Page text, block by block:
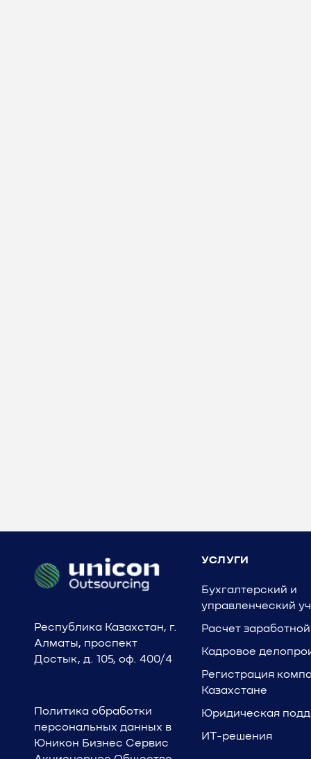
Республика Казахстан, г.
Алматы, проспект
Достык, д. 105, оф. 400/4
Политика обработки
персональных данных в
Юникон Бизнес Сервис
УСЛУГИ
Бухгалтерский и
управленческий
Расчет
Кадровое
Регистрация
Казахстане
Юридическая
ИТ-решения